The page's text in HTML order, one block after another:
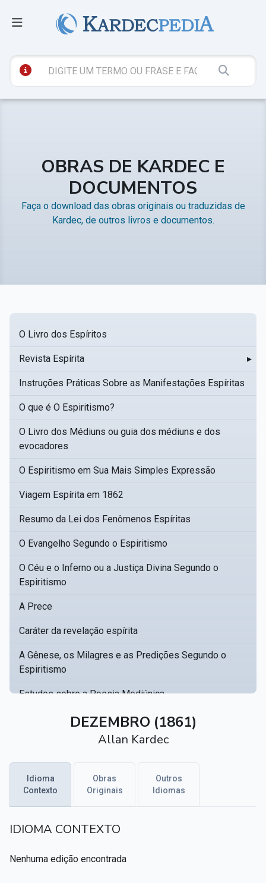
OBRAS DE KARDEC E
DOCUMENTOS
Faça o download das obras originais ou traduzidas de
Kardec, de outros livros e documentos.
O Livro dos Espíritos
Revista Espírita ▸
Instruções Práticas Sobre as Manifestações Espíritas
O que é O Espiritismo?
O Livro dos Médiuns ou guia dos médiuns e dos
evocadores
O Espiritismo em Sua Mais Simples Expressão
Viagem Espírita em 1862
Resumo da Lei dos Fenômenos Espíritas
O Evangelho Segundo o Espiritismo
O Céu e o Inferno ou a Justiça Divina Segundo o
Espiritismo
A Prece
Caráter da revelação espírita
A Gênese, os Milagres e as Predições Segundo o
Espiritismo
Estudos sobre a Poesia Mediúnica
Catálogo racional de obras para se fundar uma
Hippolyte Léon Denizard Rivail
Textos citados em O Livro dos Médiuns
CSI - Imagens e registros históricos do espiritismo
DEZEMBRO (1861)
Allan Kardec
Idioma
Contexto
Obras
Originais
Outros
Idiomas
IDIOMA CONTEXTO
Nenhuma edição encontrada